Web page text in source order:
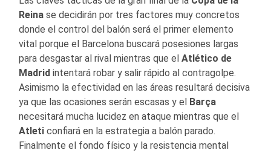
Reina se decidirán por tres factores muy concretos
donde el control del balón será el primer elemento
vital porque el Barcelona buscará posesiones largas
para desgastar al rival mientras que el Atlético de
Madrid intentará robar y salir rápido al contragolpe.
Asimismo la efectividad en las áreas resultará decisiva
ya que las ocasiones serán escasas y el Barça
necesitará mucha lucidez en ataque mientras que el
Atleti confiará en la estrategia a balón parado.
Finalmente el fondo físico y la resistencia mental